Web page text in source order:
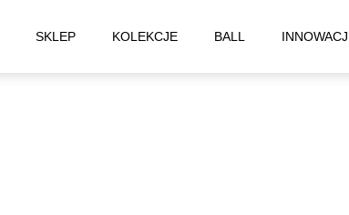
SKLEP KOLEKCJE BALL